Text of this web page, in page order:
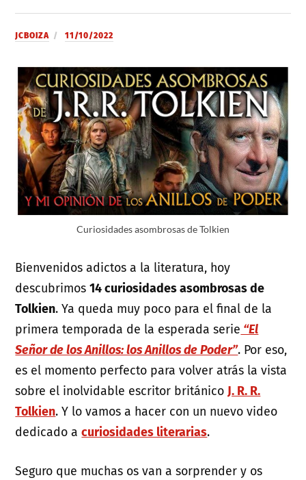
JCBOIZA 11/10/2022
Curiosidades asombrosas de Tolkien
Bienvenidos adictos a la literatura, hoy
descubrimos14 curiosidades asombrosas de
Tolkien. Ya queda muy poco para el final de la
primera temporada de la esperada serie “El
Señor de los Anillos: los Anillos de Poder”. Por eso,
es el momento perfecto para volver atrás la vista
sobre el inolvidable escritor británico J. R. R.
Tolkien. Y lo vamos a hacer con un nuevo video
dedicado acuriosidades literarias.
Seguro que muchas os van a sorprender y os